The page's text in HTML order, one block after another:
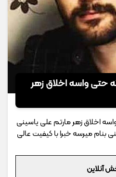
حتی واسه اخلاق زهر
اخلاق زهر مارتم علی یاسینی
بنام میرسه خبرا با کیفیت عالی
آنلاین